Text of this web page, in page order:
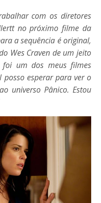
com os diretores
no próximo filme da
a sequência é original,
Wes Craven de um jeito
foi um dos meus filmes
esperar para ver o
universo Pânico. Estou